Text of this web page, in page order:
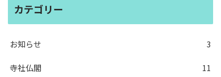
カテゴリー
お知らせ
3
寺社仏閣
11